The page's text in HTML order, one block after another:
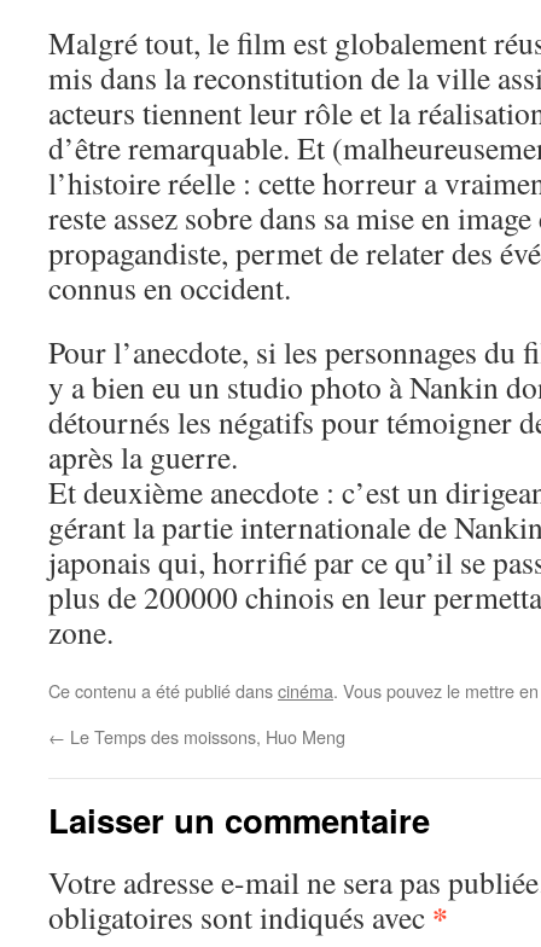
Malgré tout, le film est globalement
mis dans la reconstitution de la ville
acteurs tiennent leur rôle et la
d’être remarquable. Et
l’histoire réelle : cette horreur a
reste assez sobre dans sa mise en
propagandiste, permet de relater des
connus en occident.
Pour l’anecdote, si les personnages
y a bien eu un studio photo à Nankin
détournés les négatifs pour témoigner
après la guerre.
Et deuxième anecdote : c’est un
gérant la partie internationale de
japonais qui, horrifié par ce qu’il se
plus de 200000 chinois en leur
zone.
Ce contenu a été publié danscinéma. Vous pouvez le mettre
← Le Temps des moissons, Huo Meng
Laisser un commentaire
Votre adresse e-mail ne sera pas
obligatoires sont indiqués avec *